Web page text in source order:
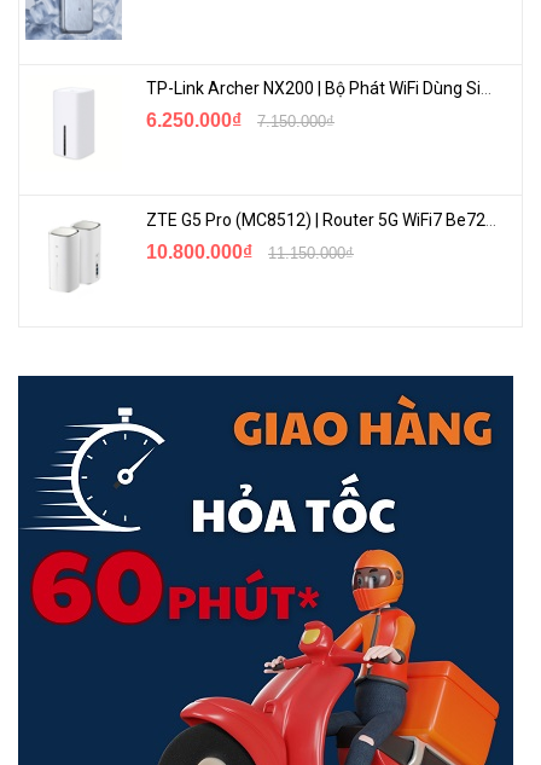
Kỷ nguyên mới
Omada SDN—Giải Pháp Cloud Thông Minh Hơn Cho Mạng
Doanh Nghiệp
Nền tảngOmada Software Defined Networking (SDN)
các thiết bị mạng bao gồm điểm truy cập, switch và gateway, đảm
bảo mạng doanh nghiệp mạnh mẽ với hiệu quả cao hơn, bảo mật
6.250.000₫ 7.150.000₫
10.800.000₫ 11.150.000₫